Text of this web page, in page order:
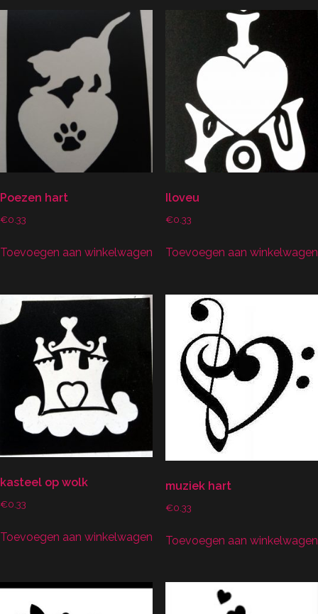
Poezen hart
€0.33
Toevoegen aan winkelwagen
Iloveu
€0.33
Toevoegen aan winkelwagen
kasteel op wolk
€0.33
Toevoegen aan winkelwagen
muziek hart
€0.33
Toevoegen aan winkelwagen